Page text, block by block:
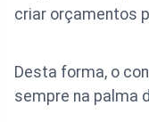
criar orçamentos
Desta forma, o
sempre na palma